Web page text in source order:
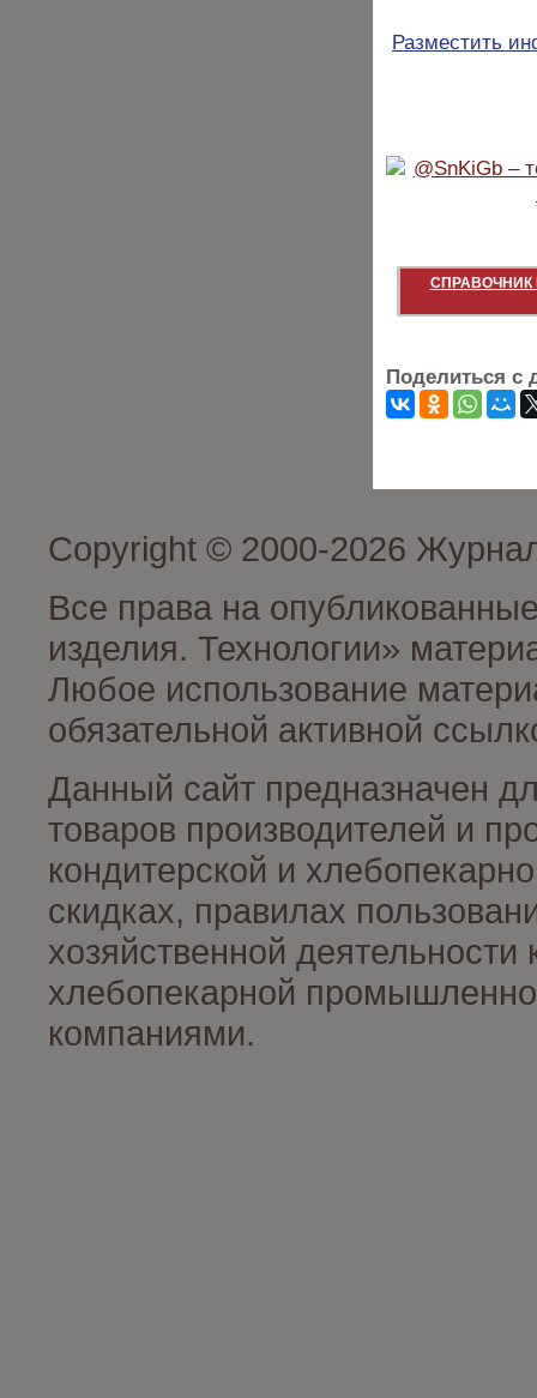
Разместить
СПРАВОЧНИК
Поделиться с
Copyright © 2000-2026
Все права на
изделия. Технологии»
Любое использование
обязательной активной
Данный сайт предназначен
товаров производителей и
кондитерской и
скидках, правилах
хозяйственной
хлебопекарной
компаниями.